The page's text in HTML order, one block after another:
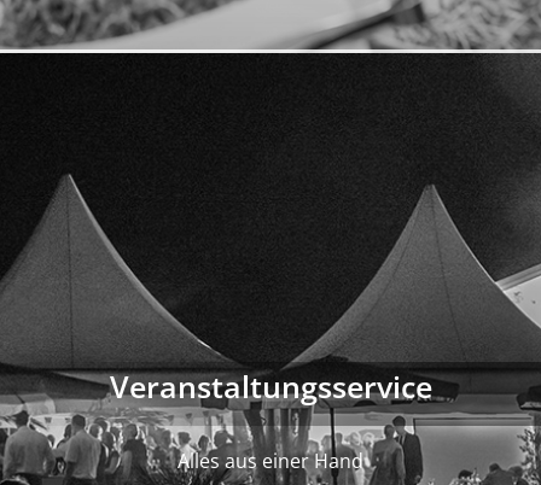
Veranstaltungsservice
Alles aus einer Hand